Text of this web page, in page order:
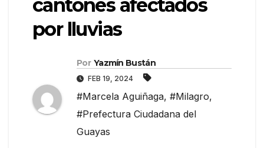
cantones afectados
por lluvias
Por Yazmín Bustán
FEB 19, 2024
#Marcela Aguiñaga, #Milagro,
#Prefectura Ciudadana del
Guayas